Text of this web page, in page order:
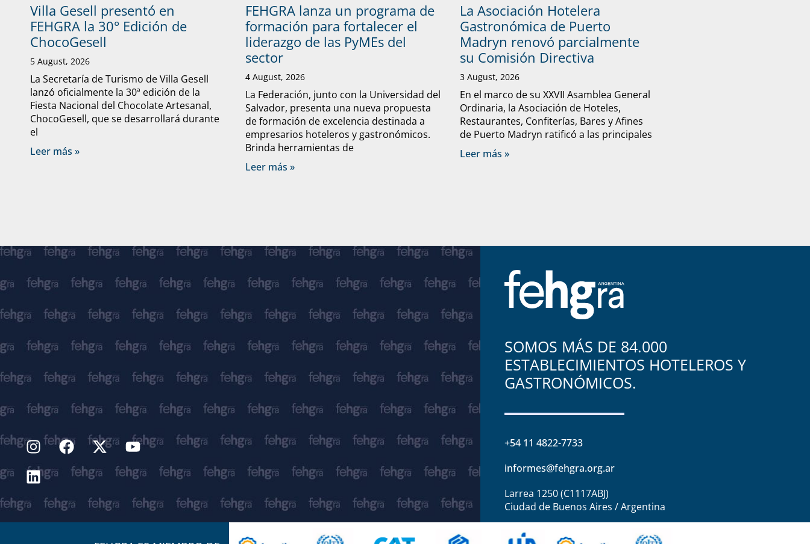
Villa Gesell presentó en
FEHGRA la 30° Edición de
ChocoGesell
5 August, 2026
La Secretaría de Turismo de Villa Gesell
lanzó oficialmente la 30ª edición de la
Fiesta Nacional del Chocolate Artesanal,
ChocoGesell, que se desarrollará durante
el
Leer más »
FEHGRA lanza un programa de
formación para fortalecer el
liderazgo de las PyMEs del
sector
4 August, 2026
La Federación, junto con la Universidad del
Salvador, presenta una nueva propuesta
de formación de excelencia destinada a
empresarios hoteleros y gastronómicos.
Brinda herramientas de
Leer más »
La Asociación Hotelera
Gastronómica de Puerto
Madryn renovó parcialmente
su Comisión Directiva
3 August, 2026
En el marco de su XXVII Asamblea General
Ordinaria, la Asociación de Hoteles,
Restaurantes, Confiterías, Bares y Afines
de Puerto Madryn ratificó a las principales
Leer más »
SOMOS MÁS DE 84.000
ESTABLECIMIENTOS HOTELEROS Y
GASTRONÓMICOS.
+54 11 4822-7733
informes@fehgra.org.ar
Larrea 1250 (C1117ABJ)
Ciudad de Buenos Aires / Argentina